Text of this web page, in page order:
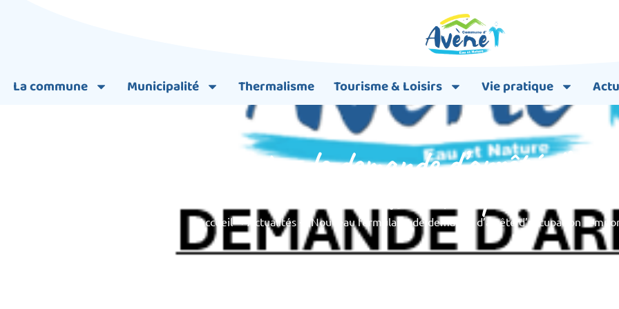
La commune Municipalité Thermalisme Tourisme & Loisirs Vie pratique
Nouveau formulaire de demande d’arrêté
domaine public
Accueil➞Actualités➞Nouveau formulaire de demande d’arrêté d’occupation